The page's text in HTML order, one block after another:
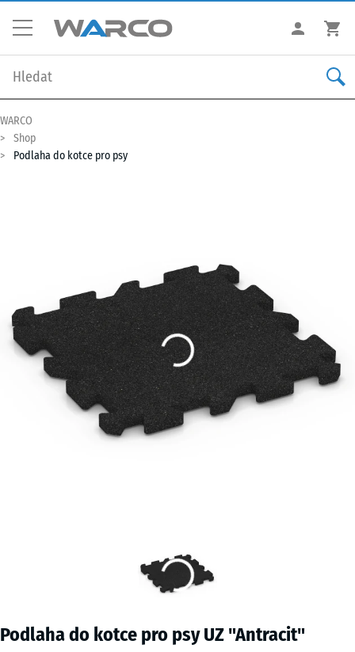
WARCO
Shop
Podlaha do kotce pro psy
Podlaha do kotce pro psy UZ "Antracit"